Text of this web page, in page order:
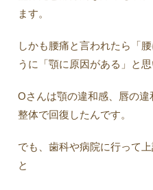
ます。
しかも腰痛と言われたら「
うに「顎に原因がある」と思
Oさんは顎の違和感、唇の
整体で回復したんです。
でも、歯科や病院に行って
と